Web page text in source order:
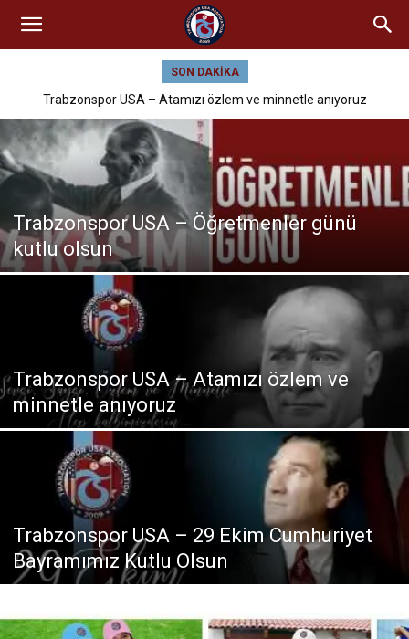
SON DAKIKA
Trabzonspor USA – Atamızı özlem ve minnetle anıyoruz
Trabzonspor USA – Öğretmenler günü
kutlu olsun
Trabzonspor USA – Atamızı özlem ve
minnetle anıyoruz
Trabzonspor USA – 29 Ekim Cumhuriyet
Bayramımız Kutlu Olsun